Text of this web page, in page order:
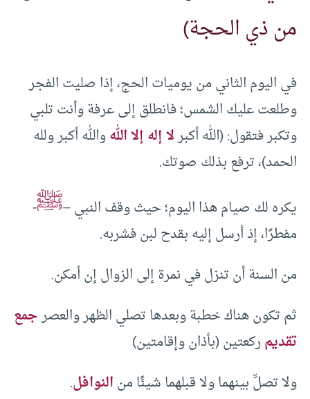
من ذي الحجة)
في اليوم الثاني من يوميات الحج، إذا صليت الفجر
وطلعت عليك الشمس؛ فانطلق إلى عرفة وأنت تلبي
وتكبر فتقول: (الله أكبرلا إله إلا اللهوالله أكبر ولله
الحمد)، ترفع بذلك صوتك.
يكره لك صيام هذا اليوم؛ حيث وقف النبي –ﷺ-
مفطرًا، إذ أرسل إليه بقدح لبن فشربه.
من السنة أن تنزل في نمرة إلى الزوال إن أمكن.
ثم تكون هناك خطبة وبعدها تصلي الظهر والعصرجمع
تقديمركعتين (بأذان وإقامتين)
ولا تصلِّ بينهما ولا قبلهما شيئًا منالنوافل.